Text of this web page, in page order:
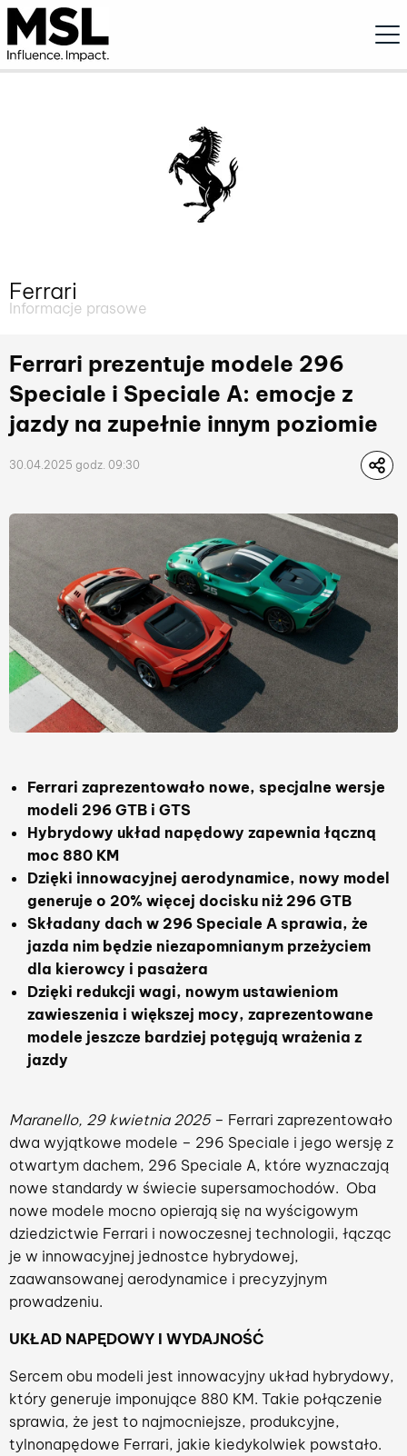
Ferrari
Informacje prasowe
Ferrari prezentuje modele 296
Speciale i Speciale A: emocje z
jazdy na zupełnie innym poziomie
30.04.2025 godz. 09:30
Ferrari zaprezentowało nowe, specjalne wersje
modeli 296 GTB i GTS
Hybrydowy układ napędowy zapewnia łączną
moc 880 KM
Dzięki innowacyjnej aerodynamice, nowy model
generuje o 20% więcej docisku niż 296 GTB
Składany dach w 296 Speciale A sprawia, że
jazda nim będzie niezapomnianym przeżyciem
dla kierowcy i pasażera
Dzięki redukcji wagi, nowym ustawieniom
zawieszenia i większej mocy, zaprezentowane
modele jeszcze bardziej potęgują wrażenia z
jazdy
Maranello, 29 kwietnia 2025– Ferrari zaprezentowało
dwa wyjątkowe modele – 296 Speciale i jego wersję z
otwartym dachem, 296 Speciale A, które wyznaczają
nowe standardy w świecie supersamochodów. Oba
nowe modele mocno opierają się na wyścigowym
dziedzictwie Ferrari i nowoczesnej technologii, łącząc
je w innowacyjnej jednostce hybrydowej,
zaawansowanej aerodynamice i precyzyjnym
prowadzeniu.
UKŁAD NAPĘDOWY I WYDAJNOŚĆ
Sercem obu modeli jest innowacyjny układ hybrydowy,
który generuje imponujące 880 KM. Takie połączenie
sprawia, że jest to najmocniejsze, produkcyjne,
tylnonapędowe Ferrari, jakie kiedykolwiek powstało.